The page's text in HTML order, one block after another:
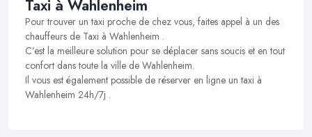
Taxi à Wahlenheim
Pour trouver un taxi proche de chez vous, faites appel à un des
chauffeurs de Taxi à Wahlenheim .
C’est la meilleure solution pour se déplacer sans soucis et en tout
confort dans toute la ville de Wahlenheim.
Il vous est également possible de réserver en ligne un taxi à
Wahlenheim 24h/7j .